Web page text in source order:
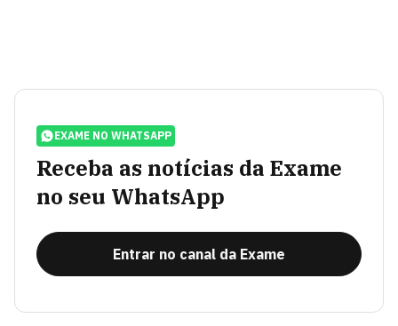
EXAME NO WHATSAPP
Receba as notícias da Exame
no seu WhatsApp
Entrar no canal da Exame